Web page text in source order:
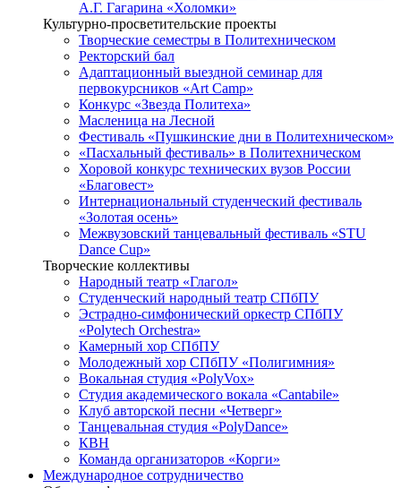
А.Г. Гагарина «Холомки»
Культурно-просветительские проекты
Творческие семестры в Политехническом
Ректорский бал
Адаптационный выездной семинар для
первокурсников «Art Camp»
Конкурс «Звезда Политеха»
Масленица на Лесной
Фестиваль «Пушкинские дни в Политехническом»
«Пасхальный фестиваль» в Политехническом
Хоровой конкурс технических вузов России
«Благовест»
Интернациональный студенческий фестиваль
«Золотая осень»
Межвузовский танцевальный фестиваль «STU
Dance Cup»
Творческие коллективы
Народный театр «Глагол»
Студенческий народный театр СПбПУ
Эстрадно-симфонический оркестр СПбПУ
«Polytech Orchestra»
Камерный хор СПбПУ
Молодежный хор СПбПУ «Полигимния»
Вокальная студия «PolyVox»
Студия академического вокала «Cantabile»
Клуб авторской песни «Четверг»
Танцевальная студия «PolyDance»
КВН
Команда организаторов «Корги»
Международное сотрудничество